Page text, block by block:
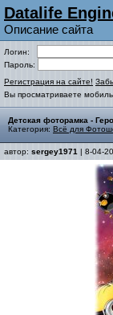
Datalife
Описание сайта
Логин:
Пароль:
Регистрация на сайте!
Вы просматриваете
Детская фоторамка -
Категория: Всё для
автор: sergey1971 | 8-04-